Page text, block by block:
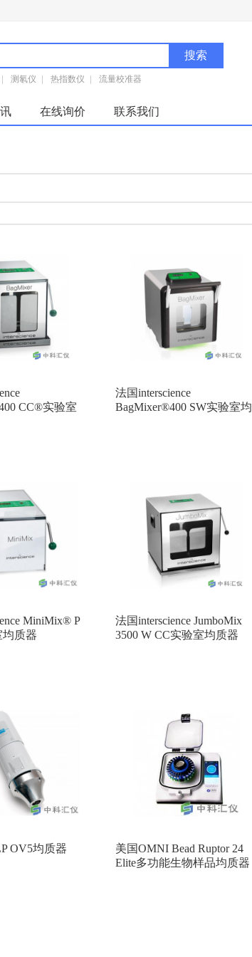
测氡仪 热指数仪 流量校准器
在线询价 联系我们
CC®实验室
法国interscience
BagMixer®400 SW实验室均
MiniMix® P
质器
法国interscience JumboMix
3500 W CC实验室均质器
OV5均质器
美国OMNI Bead Ruptor 24
Elite多功能生物样品均质器